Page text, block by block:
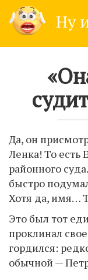
content
Ну
Да, он
Ленка! То есть
районного
быстро
Хотя да, имя…
Это был тот
проклинал
гордился:
обычной —